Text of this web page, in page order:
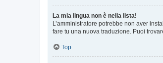
La mia lingua non è nella lista!
L’amministratore potrebbe non aver
fare tu una nuova traduzione. Puoi
Top